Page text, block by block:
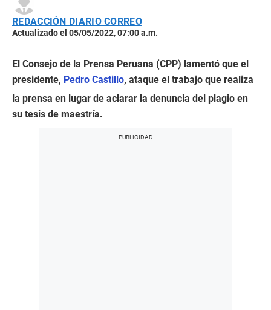
REDACCIÓN DIARIO CORREO
Actualizado el 05/05/2022, 07:00 a.m.
El Consejo de la Prensa Peruana (CPP) lamentó que el
presidente, Pedro Castillo, ataque el trabajo que realiza
la prensa en lugar de aclarar la denuncia del plagio en
su tesis de maestría.